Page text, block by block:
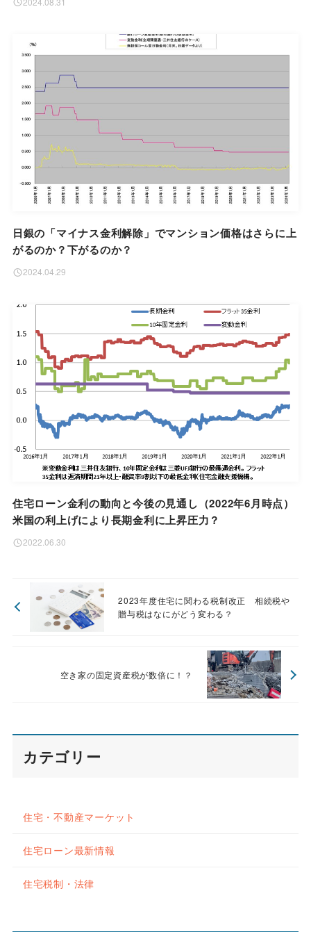
日銀の「マイナス金利解除」でマンション価格はさらに上
がるのか？下がるのか？
2024.04.29
住宅ローン金利の動向と今後の見通し（2022年6月時点）
米国の利上げにより長期金利に上昇圧力？
2022.06.30
2023年度住宅に関わる税制改正 相続税や
贈与税はなにがどう変わる？
空き家の固定資産税が数倍に！？
カテゴリー
住宅・不動産マーケット
住宅ローン最新情報
住宅税制・法律